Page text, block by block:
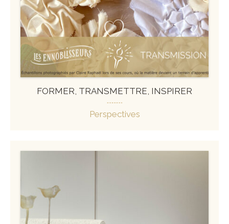
FORMER, TRANSMETTRE, INSPIRER
Perspectives